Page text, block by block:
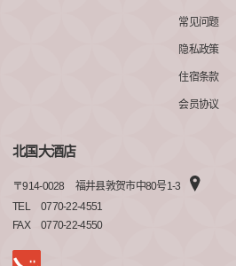
常见问题
隐私政策
住宿条款
会员协议
北国大酒店
〒914-0028
福井县敦贺市中80号1-3
TEL
0770-22-4551
FAX
0770-22-4550